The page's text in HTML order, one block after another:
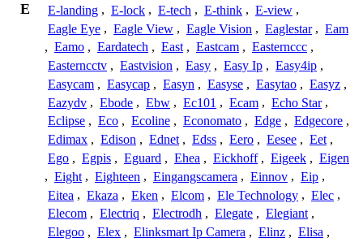
E E-landing , E-lock , E-tech , E-think , E-view ,
Eagle Eye , Eagle View , Eagle Vision , Eaglestar , Eam
, Eamo , Eardatech , East , Eastcam , Easternccc ,
Easterncctv , Eastvision , Easy , Easy Ip , Easy4ip ,
Easycam , Easycap , Easyn , Easyse , Easytao , Easyz ,
Eazydv , Ebode , Ebw , Ec101 , Ecam , Echo Star ,
Eclipse , Eco , Ecoline , Economato , Edge , Edgecore ,
Edimax , Edison , Ednet , Edss , Eero , Eesee , Eet ,
Ego , Egpis , Eguard , Ehea , Eickhoff , Eigeek , Eigen
, Eight , Eighteen , Eingangscamera , Einnov , Eip ,
Eitea , Ekaza , Eken , Elcom , Ele Technology , Elec ,
Elecom , Electriq , Electrodh , Elegate , Elegiant ,
Elegoo , Elex , Elinksmart Ip Camera , Elinz , Elisa ,